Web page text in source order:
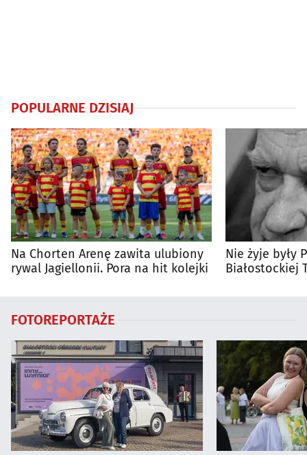
POPULARNE DZISIAJ
Na Chorten Arenę zawita ulubiony
rywal Jagiellonii. Pora na hit kolejki
Nie żyje były
Białostockiej
FOTOREPORTAŻE